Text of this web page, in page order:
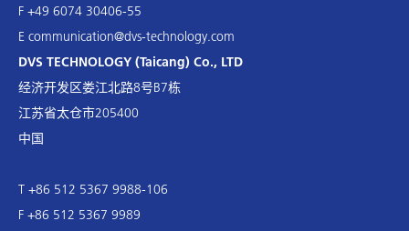
F +49 6074 30406-55
E communication@dvs-technology.com
DVS TECHNOLOGY (Taicang) Co., LTD
经济开发区娄江北路8号B7栋
江苏省太仓市205400
中国
T +86 512 5367 9988-106
F +86 512 5367 9989